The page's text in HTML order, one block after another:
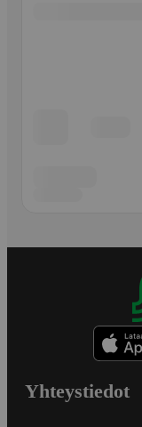
Yhteystiedot